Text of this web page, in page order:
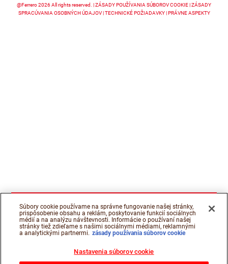
@Ferrero 2026 All rights reserved. ZÁSADY POUŽÍVANIA SÚBOROV COOKIE ZÁSADY
SPRACÚVANIA OSOBNÝCH ÚDAJOV TECHNICKÉ POŽIADAVKY PRÁVNE ASPEKTY
Súbory cookie používame na správne fungovanie našej stránky,
prispôsobenie obsahu a reklám, poskytovanie funkcií sociálnych
médií a na analýzu návštevnosti. Informácie o používaní našej
stránky tiež zdieľame s našimi sociálnymi médiami, reklamnými
a analytickými partnermi. zásady používania súborov cookie
Nastavenia súborov cookie